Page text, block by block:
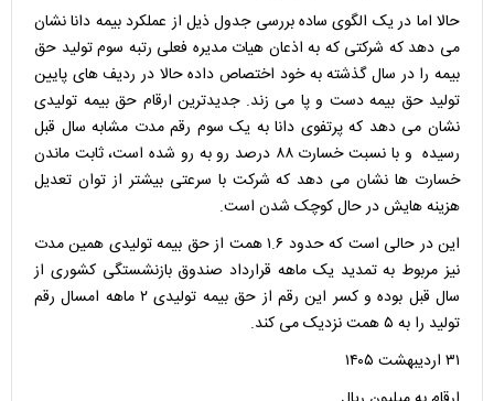
حالا اما در یک الگوی ساده بررسی جدول ذیل از عملکرد بیمه دانا نشان
می دهد که شرکتی که به اذعان هیات مدیره فعلی رتبه سوم تولید حق
بیمه را در سال گذشته به خود اختصاص داده حالا در ردیف های پایین
تولید حق بیمه دست و پا می زند. جدیدترین ارقام حق بیمه تولیدی
نشان می دهد که پرتفوی دانا به یک سوم رقم مدت مشابه سال قبل
رسیده و با نسبت خسارت ۸۸ درصد رو به رو شده است، ثابت ماندن
خسارت ها نشان می دهد که شرکت با سرعتی بیشتر از توان تعدیل
هزینه هایش در حال کوچک شدن است.
این در حالی است که حدود ۱.۶ همت از حق بیمه تولیدی همین مدت
نیز مربوط به تمدید یک ماهه قرارداد صندوق بازنشستگی کشوری از
سال قبل بوده و کسر این رقم از حق بیمه تولیدی ۲ ماهه امسال رقم
تولید را به ۵ همت نزدیک می کند.
۳۱ اردیبهشت ۱۴۰۵